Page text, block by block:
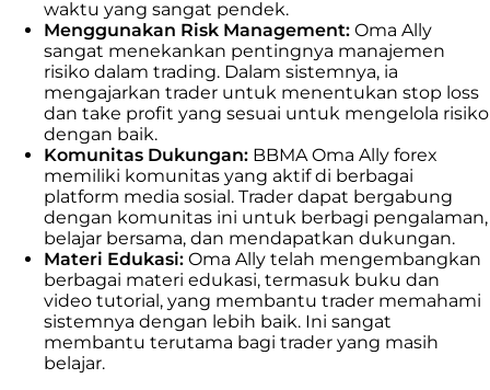
waktu yang sangat pendek.
Menggunakan Risk Management: Oma Ally
sangat menekankan pentingnya manajemen
risiko dalam trading. Dalam sistemnya, ia
mengajarkan trader untuk menentukan stop loss
dan take profit yang sesuai untuk mengelola risiko
dengan baik.
Komunitas Dukungan: BBMA Oma Ally forex
memiliki komunitas yang aktif di berbagai
platform media sosial. Trader dapat bergabung
dengan komunitas ini untuk berbagi pengalaman,
belajar bersama, dan mendapatkan dukungan.
Materi Edukasi: Oma Ally telah mengembangkan
berbagai materi edukasi, termasuk buku dan
video tutorial, yang membantu trader memahami
sistemnya dengan lebih baik. Ini sangat
membantu terutama bagi trader yang masih
belajar.